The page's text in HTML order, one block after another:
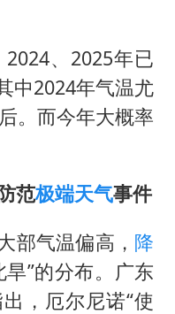
、2025年已
中2024年气温尤
。而今年大概率
范极端天气事件
部气温偏高， 降
”的分布。广东
，厄尔尼诺“使